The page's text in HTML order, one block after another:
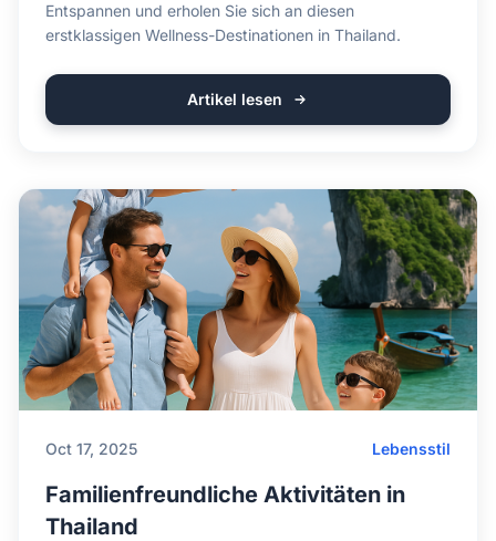
Entspannen und erholen Sie sich an diesen
erstklassigen Wellness-Destinationen in Thailand.
Artikel lesen
Oct 17, 2025 Lebensstil
Familienfreundliche Aktivitäten in
Thailand